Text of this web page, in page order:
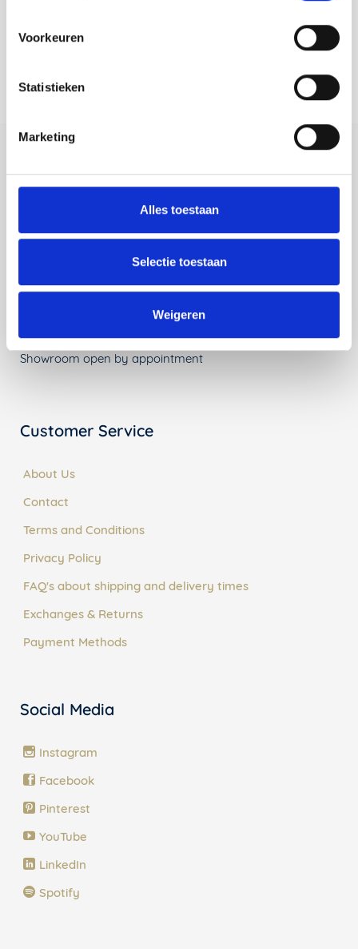
Voorkeuren
Statistieken
Marketing
Alles toestaan
Selectie toestaan
Weigeren
You can always contact us by email at
office@vij5.nl
or by phone (Monday to Saturday from 09:30 to
Contact Information
040 82 00 585
25 Afrikalaan, 5232 BD Den Bosch
Showroom open by appointment
Customer Service
About Us
Contact
Terms and Conditions
Privacy Policy
FAQ's about shipping and delivery times
Exchanges & Returns
Payment Methods
Social Media
Instagram
Facebook
Pinterest
YouTube
LinkedIn
Spotify